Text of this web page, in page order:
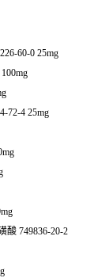
60-0 25mg
72-4 25mg
酸 749836-20-2